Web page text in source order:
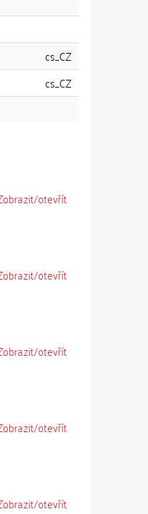
cs_CZ
cs_CZ
otevřít
otevřít
otevřít
otevřít
otevřít